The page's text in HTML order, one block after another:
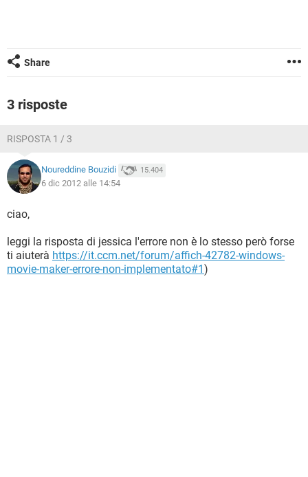
Share
3 risposte
RISPOSTA 1 / 3
Noureddine Bouzidi 15.404
6 dic 2012 alle 14:54
ciao,
leggi la risposta di jessica l'errore non è lo stesso però forse
ti aiuterà https://it.ccm.net/forum/affich-42782-windows-
movie-maker-errore-non-implementato#1)